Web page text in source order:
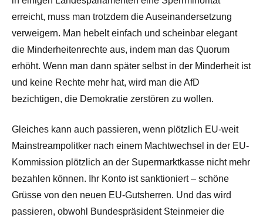
erreicht, muss man trotzdem die Auseinandersetzung
verweigern. Man hebelt einfach und scheinbar elegant
die Minderheitenrechte aus, indem man das Quorum
erhöht. Wenn man dann später selbst in der Minderheit ist
und keine Rechte mehr hat, wird man die AfD
bezichtigen, die Demokratie zerstören zu wollen.
Gleiches kann auch passieren, wenn plötzlich EU-weit
Mainstreampolitker nach einem Machtwechsel in der EU-
Kommission plötzlich an der Supermarktkasse nicht mehr
bezahlen können. Ihr Konto ist sanktioniert – schöne
Grüsse von den neuen EU-Gutsherren. Und das wird
passieren, obwohl Bundespräsident Steinmeier die